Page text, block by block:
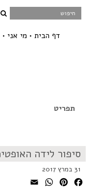
דף הבית מי אני
סיפור לידה
31 במרץ 2017
Facebook
Pinterest
WhatsApp